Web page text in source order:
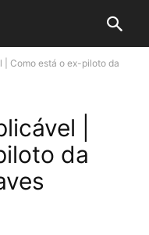
| Como está o ex-piloto da
|
da